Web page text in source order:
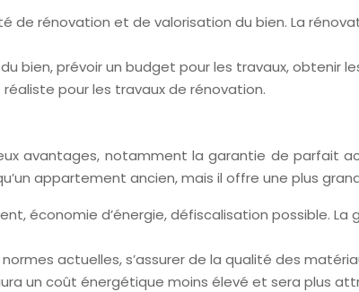
de rénovation et de valorisation du bien. La
bien, prévoir un budget pour les travaux, obtenir
pour les travaux de rénovation.
avantages, notamment la garantie de parfait
appartement ancien, mais il offre une plus
économie d’énergie, défiscalisation possible.
actuelles, s’assurer de la qualité des
un coût énergétique moins élevé et sera plus